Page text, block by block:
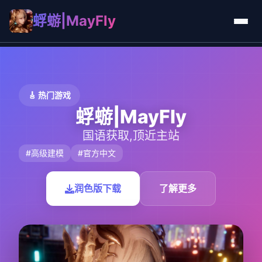
蜉蝣|MayFly
🎸 热门游戏
蜉蝣|MayFly
国语获取,顶近主站
#高级建模 #官方中文
润色版下载 了解更多